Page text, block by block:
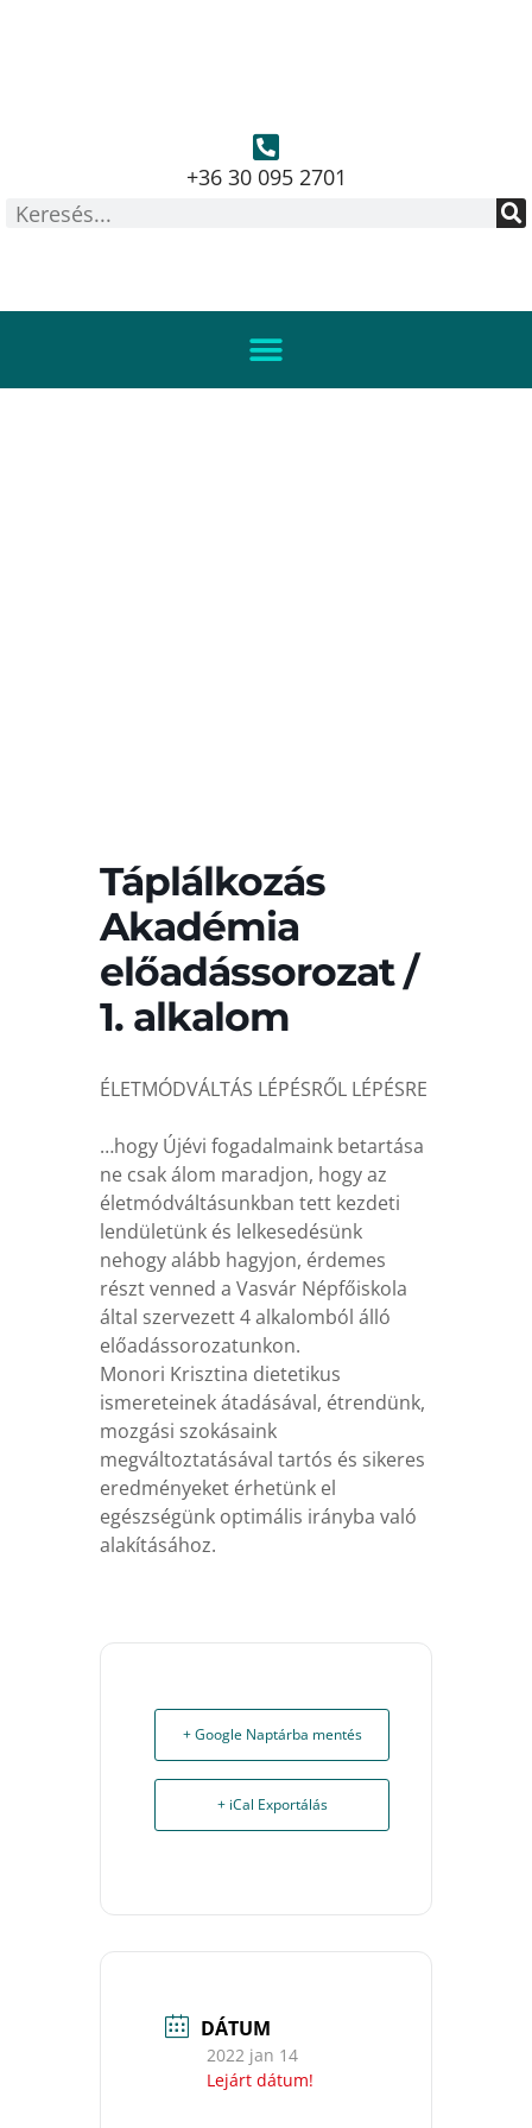
+36 30 095 2701
Táplálkozás
Akadémia
előadássorozat /
1. alkalom
ÉLETMÓDVÁLTÁS LÉPÉSRŐL LÉPÉSRE
…hogy Újévi fogadalmaink betartása
ne csak álom maradjon, hogy az
életmódváltásunkban tett kezdeti
lendületünk és lelkesedésünk
nehogy alább hagyjon, érdemes
részt venned a Vasvár Népfőiskola
által szervezett 4 alkalomból álló
előadássorozatunkon.
Monori Krisztina dietetikus
ismereteinek átadásával, étrendünk,
mozgási szokásaink
megváltoztatásával tartós és sikeres
eredményeket érhetünk el
egészségünk optimális irányba való
alakításához.
+ Google Naptárba mentés
+ iCal Exportálás
DÁTUM
2022 jan 14
Lejárt dátum!